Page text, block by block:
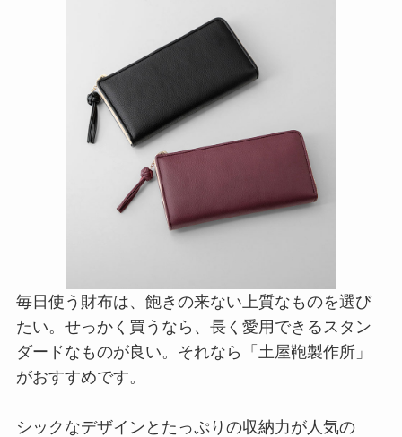
毎日使う財布は、飽きの来ない上質なものを選び
たい。せっかく買うなら、長く愛用できるスタン
ダードなものが良い。それなら「土屋鞄製作所」
がおすすめです。
シックなデザインとたっぷりの収納力が人気の